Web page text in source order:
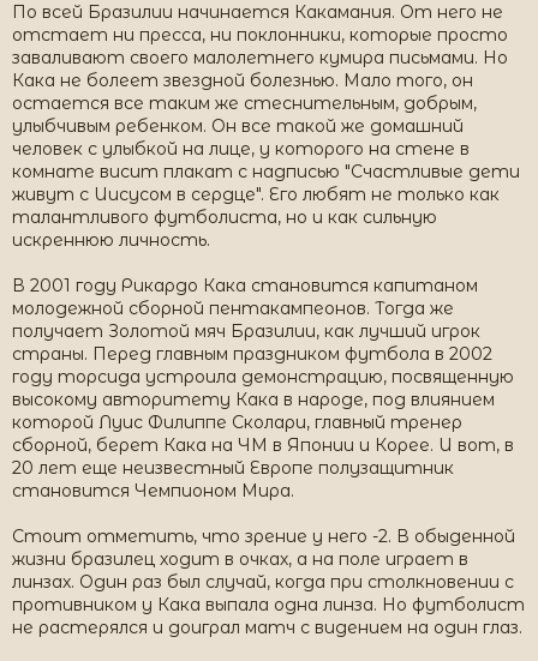
По всей Бразилии начинается Какамания. От него не
отстает ни пресса, ни поклонники, которые просто
заваливают своего малолетнего кумира письмами. Но
Кака не болеет звездной болезнью. Мало того, он
остается все таким же стеснительным, добрым,
улыбчивым ребенком. Он все такой же домашний
человек с улыбкой на лице, у которого на стене в
комнате висит плакат с надписью "Счастливые дети
живут с Иисусом в сердце". Его любят не только как
талантливого футболиста, но и как сильную
искреннюю личность.
В 2001 году Рикардо Кака становится капитаном
молодежной сборной пентакампеонов. Тогда же
получает Золотой мяч Бразилии, как лучший игрок
страны. Перед главным праздником футбола в 2002
году торсида устроила демонстрацию, посвященную
высокому авторитету Кака в народе, под влиянием
которой Луис Филиппе Сколари, главный тренер
сборной, берет Кака на ЧМ в Японии и Корее. И вот, в
20 лет еще неизвестный Европе полузащитник
становится Чемпионом Мира.
Стоит отметить, что зрение у него -2. В обыденной
жизни бразилец ходит в очках, а на поле играет в
линзах. Один раз был случай, когда при столкновении с
противником у Кака выпала одна линза. Но футболист
не растерялся и доиграл матч с видением на один глаз.